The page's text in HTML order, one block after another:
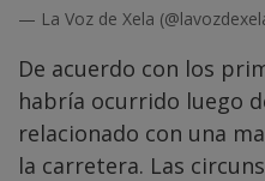
— La Voz de Xela
De acuerdo con los
habría ocurrido luego
relacionado con una
la carretera. Las